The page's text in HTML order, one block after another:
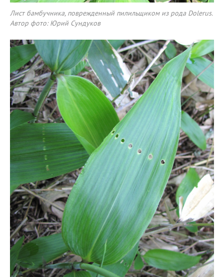
Лист бамбучника, поврежденный пилильщиком из рода Dolerus.
Автор фото: Юрий Сундуков